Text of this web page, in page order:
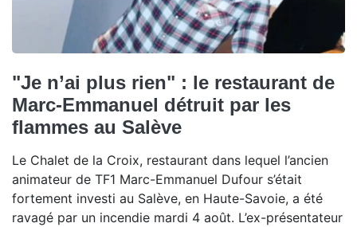
"Je n’ai plus rien" : le restaurant de
Marc-Emmanuel détruit par les
flammes au Salève
Le Chalet de la Croix, restaurant dans lequel l’ancien
animateur de TF1 Marc-Emmanuel Dufour s’était
fortement investi au Salève, en Haute-Savoie, a été
ravagé par un incendie mardi 4 août. L’ex-présentateur